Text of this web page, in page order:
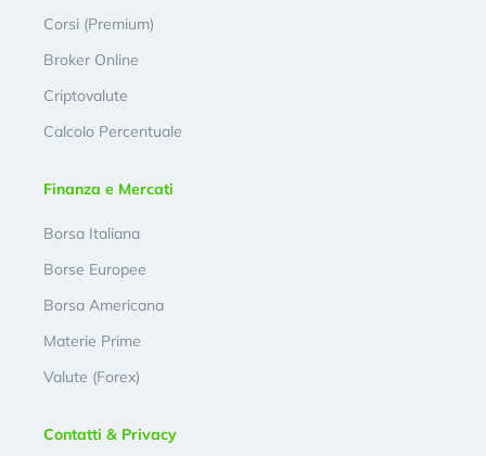
Corsi (Premium)
Broker Online
Criptovalute
Calcolo Percentuale
Finanza e Mercati
Borsa Italiana
Borse Europee
Borsa Americana
Materie Prime
Valute (Forex)
Contatti & Privacy